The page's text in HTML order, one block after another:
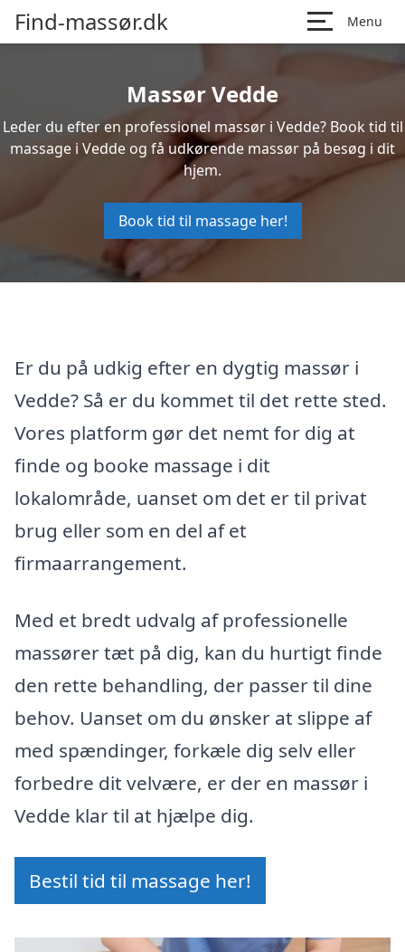
Find-massør.dk Menu
Massør Vedde
Leder du efter en professionel massør i Vedde? Book tid til
massage i Vedde og få udkørende massør på besøg i dit
hjem.
Book tid til massage her!
Er du på udkig efter en dygtig massør i
Vedde? Så er du kommet til det rette sted.
Vores platform gør det nemt for dig at
finde og booke massage i dit
lokalområde, uanset om det er til privat
brug eller som en del af et
firmaarrangement.
Med et bredt udvalg af professionelle
massører tæt på dig, kan du hurtigt finde
den rette behandling, der passer til dine
behov. Uanset om du ønsker at slippe af
med spændinger, forkæle dig selv eller
forbedre dit velvære, er der en massør i
Vedde klar til at hjælpe dig.
Bestil tid til massage her!